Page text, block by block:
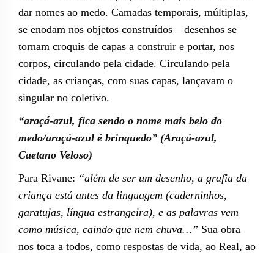
dar nomes ao medo. Camadas temporais, múltiplas,
se enodam nos objetos construídos – desenhos se
tornam croquis de capas a construir e portar, nos
corpos, circulando pela cidade. Circulando pela
cidade, as crianças, com suas capas, lançavam o
singular no coletivo.
“araçá-azul, fica sendo o nome mais belo do
medo/araçá-azul é brinquedo” (Araçá-azul,
Caetano Veloso)
Para Rivane: “além de ser um desenho, a grafia da
criança está antes da linguagem (caderninhos,
garatujas, língua estrangeira), e as palavras vem
como música, caindo que nem chuva…” Sua obra
nos toca a todos, como respostas de vida, ao Real, ao